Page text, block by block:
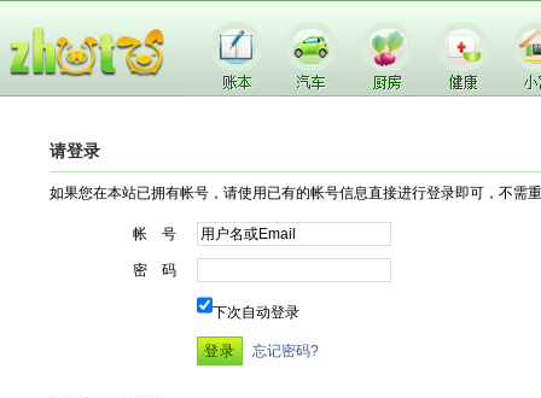
请登录
如果您在本站已拥有帐号，请使用已有的帐号信息直接进行登录即可，不需
帐 号
密 码
下次自动登录
忘记密码?